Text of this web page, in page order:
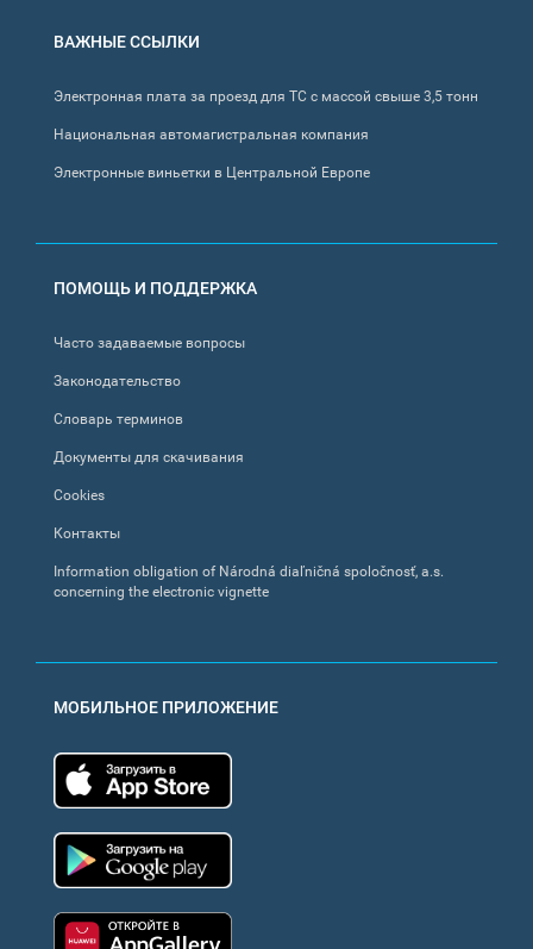
ВАЖНЫЕ ССЫЛКИ
Электронная плата за проезд для ТС с массой свыше 3,5 тонн
Национальная автомагистральная компания
Электронные виньетки в Центральной Европе
ПОМОЩЬ И ПОДДЕРЖКА
Часто задаваемые вопросы
Законодательство
Словарь терминов
Документы для скачивания
Cookies
Контакты
Information obligation of Národná diaľničná spoločnosť, a.s.
concerning the electronic vignette
МОБИЛЬНОЕ ПРИЛОЖЕНИЕ